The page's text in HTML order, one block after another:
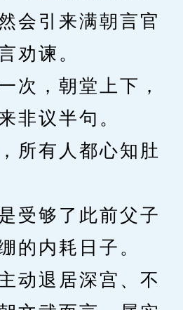
会引来满朝言官
劝谏。
，朝堂上下，
非议半句。
有人都心知肚
够了此前父子
的内耗日子。
退居深宫、不